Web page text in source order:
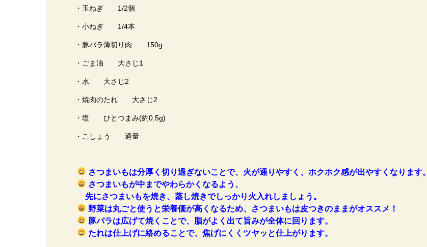
・玉ねぎ 1/2個
・小ねぎ 1/4本
・豚バラ薄切り肉 150g
・ごま油 大さじ1
・水 大さじ2
・焼肉のたれ 大さじ2
・塩 ひとつまみ(約0.5g)
・こしょう 適量
さつまいもは分厚く切り過ぎないことで、火が通りやすく、ホクホク感が出やすくなります。
さつまいもが中までやわらかくなるよう、
先にさつまいもを焼き、蒸し焼きでしっかり火入れしましょう。
野菜は丸ごと使うと栄養価が高くなるため、さつまいもは皮つきのままがオススメ！
豚バラは広げて焼くことで、脂がよく出て旨みが全体に回ります。
たれは仕上げに絡めることで、焦げにくくツヤッと仕上がります。